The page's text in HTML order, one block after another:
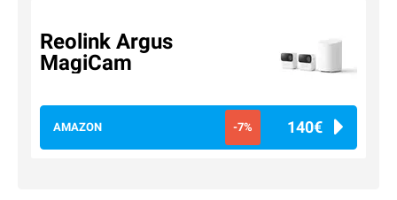
Reolink Argus
MagiCam
AMAZON -7% 140€